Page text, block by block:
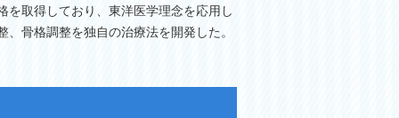
を取得しており、東洋医学理念を応用し
骨格調整を独自の治療法を開発した。